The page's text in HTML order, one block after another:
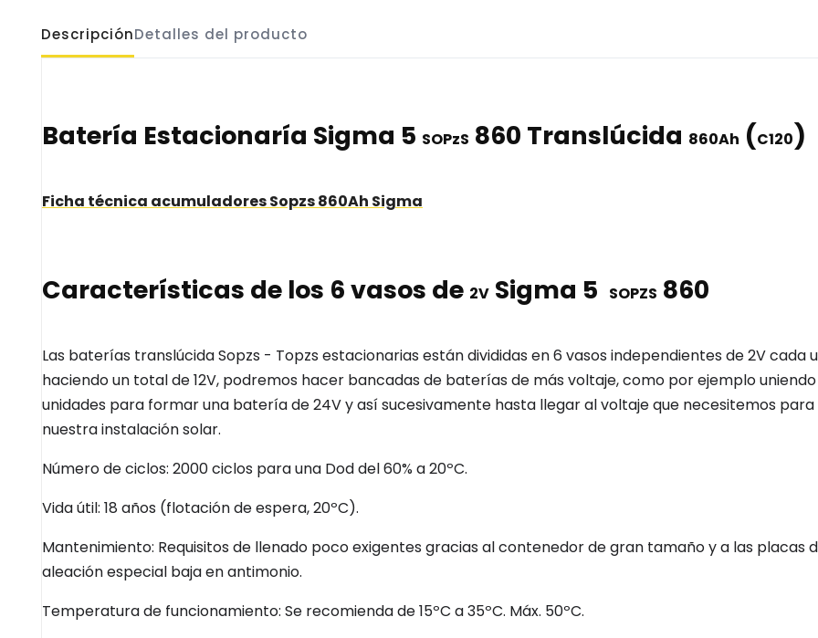
DescripciónDetalles del producto
Batería Estacionaría Sigma 5 SOPzS 860 Translúcida 860Ah (C120)
Ficha técnica acumuladoresSopzs860Ah Sigma
Características de los 6 vasos de 2V Sigma 5 SOPZS 860
Las baterías translúcidaSopzs - Topzs estacionarias estándivididas en 6 vasos independientes de2Vcada
haciendo un total de12V, podremos hacer bancadas de baterías de más voltaje, como por ejemplo uniendo
unidades para formar una batería de24Vy así sucesivamente hasta llegar al voltaje que necesitemos para
nuestra instalación solar.
Número de ciclos: 2000 ciclos para una Dod del 60% a 20ºC.
Vida útil: 18 años (flotación de espera, 20ºC).
Mantenimiento: Requisitos de llenado poco exigentes gracias al contenedor de gran tamaño y a las placas
aleación especial baja en antimonio.
Temperatura de funcionamiento: Se recomienda de 15ºC a 35ºC. Máx. 50ºC.